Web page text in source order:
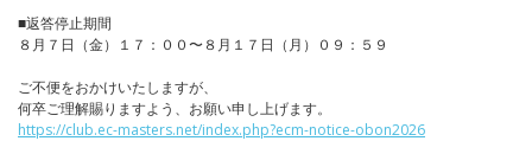
■返答停止期間
８月７日（金）１７：００〜８月１７日（月）０９：５９
ご不便をおかけいたしますが、
何卒ご理解賜りますよう、お願い申し上げます。
https://club.ec-masters.net/index.php?ecm-notice-obon2026